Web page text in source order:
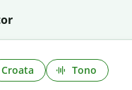
Croata Tono